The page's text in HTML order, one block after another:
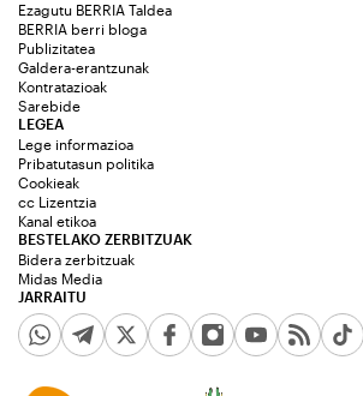
Ezagutu BERRIA Taldea
BERRIA berri bloga
Publizitatea
Galdera-erantzunak
Kontratazioak
Sarebide
JARRAITU
LEGEA
Lege informazioa
Pribatutasun politika
Cookieak
cc Lizentzia
Kanal etikoa
BESTELAKO ZERBITZUAK
Bidera zerbitzuak
Midas Media